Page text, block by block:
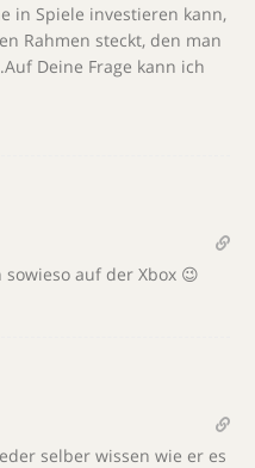
in Spiele investieren kann,
Rahmen steckt, den man
Deine Frage kann ich
auf der Xbox 😉
selber wissen wie er es